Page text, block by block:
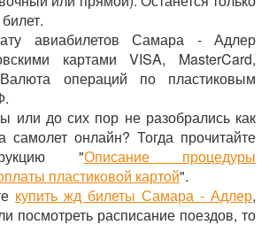
авиабилетов Самара - Адлер
картами VISA, MasterCard,
операций по пластиковым
или до сих пор не разобрались как
самолет онлайн? Тогда прочитайте
"Описание процедуры
пластиковой картой".
купить жд билеты Самара - Адлер,
посмотреть расписание поездов, то